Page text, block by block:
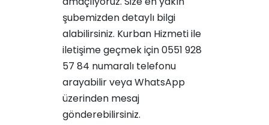
şubemizden detaylı bilgi
alabilirsiniz. Kurban Hizmeti ile
iletişime geçmek için 0551 928
57 84 numaralı telefonu
arayabilir veya WhatsApp
üzerinden mesaj
gönderebilirsiniz.